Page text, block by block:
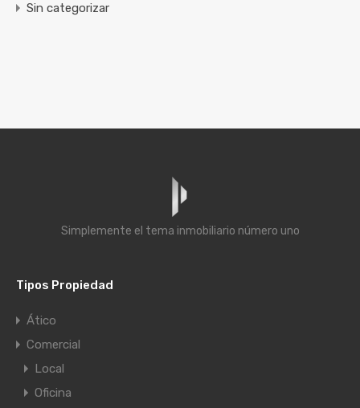
Sin categorizar
Simplemente el tema inmobiliario número uno
Tipos Propiedad
Ático
Comercial
Local
Oficina